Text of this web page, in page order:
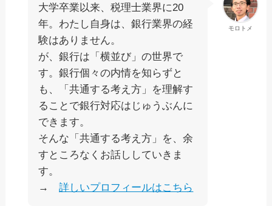
モロトメ
大学卒業以来、税理士業界に20
年。わたし自身は、銀行業界の経
験はありません。
が、銀行は「横並び」の世界で
す。銀行個々の内情を知らずと
も、「共通する考え方」を理解す
ることで銀行対応はじゅうぶんに
できます。
そんな「共通する考え方」を、余
すところなくお話ししていきま
す。
→詳しいプロフィールはこちら